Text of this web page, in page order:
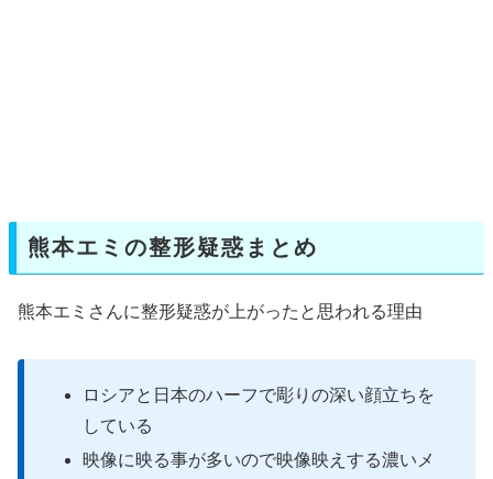
熊本エミの整形疑惑まとめ
熊本エミさんに整形疑惑が上がったと思われる理由
ロシアと日本のハーフで彫りの深い顔立ちを
している
映像に映る事が多いので映像映えする濃いメ